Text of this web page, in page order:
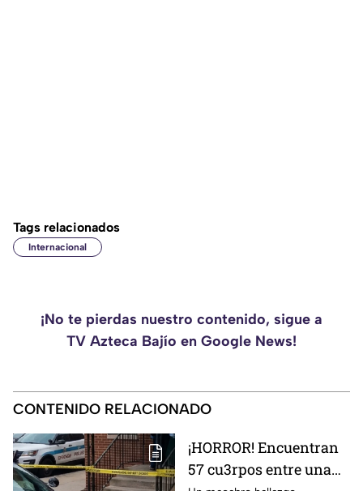
Tags relacionados
Internacional
¡No te pierdas nuestro contenido, sigue a
TV Azteca Bajío en Google News!
CONTENIDO RELACIONADO
¡HORROR! Encuentran
57 cu3rpos entre una